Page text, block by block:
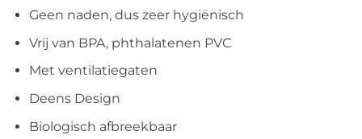
Geen naden, dus zeer hygiënisch
Vrij van BPA, phthalatenen PVC
Met ventilatiegaten
Deens Design
Biologisch afbreekbaar